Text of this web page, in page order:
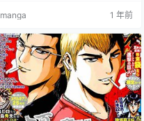
manga 1 年前